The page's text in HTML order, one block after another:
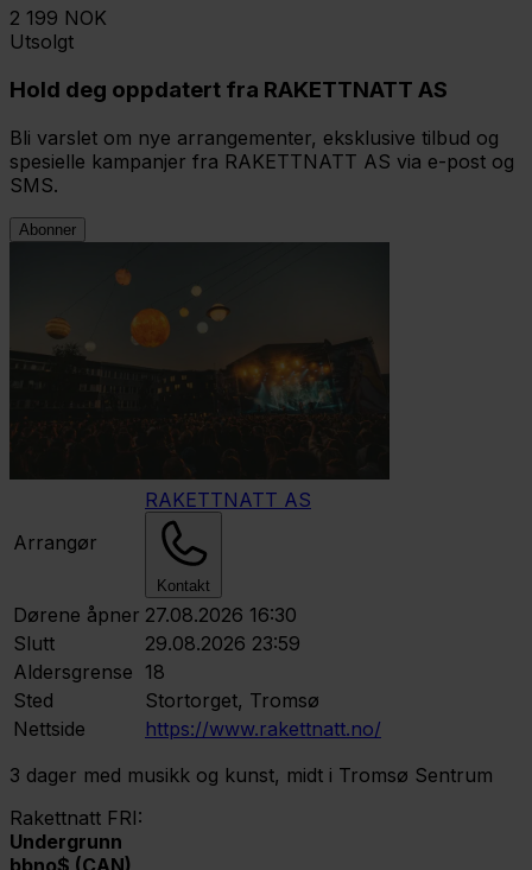
2 199 NOK
Utsolgt
Hold deg oppdatert fra RAKETTNATT AS
Bli varslet om nye arrangementer, eksklusive tilbud og
spesielle kampanjer fra RAKETTNATT AS via e-post og
SMS.
Abonner
Arrangør
RAKETTNATT AS
Kontakt
Dørene åpner 27.08.2026 16:30
Slutt
29.08.2026 23:59
Aldersgrense 18
Sted
Stortorget, Tromsø
Nettside
https://www.rakettnatt.no/
3 dager med musikk og kunst, midt i Tromsø Sentrum
Rakettnatt FRI:
Undergrunn
bbno$ (CAN)